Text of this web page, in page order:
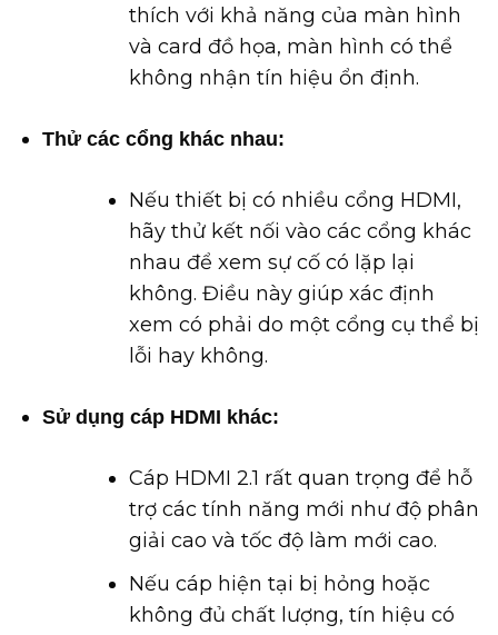
thích với khả năng của màn hình
và card đồ họa, màn hình có thể
không nhận tín hiệu ổn định.
Thử các cổng khác nhau:
Nếu thiết bị có nhiều cổng HDMI,
hãy thử kết nối vào các cổng khác
nhau để xem sự cố có lặp lại
không. Điều này giúp xác định
xem có phải do một cổng cụ thể bị
lỗi hay không.
Sử dụng cáp HDMI khác:
Cáp HDMI 2.1 rất quan trọng để hỗ
trợ các tính năng mới như độ phân
giải cao và tốc độ làm mới cao.
Nếu cáp hiện tại bị hỏng hoặc
không đủ chất lượng, tín hiệu có